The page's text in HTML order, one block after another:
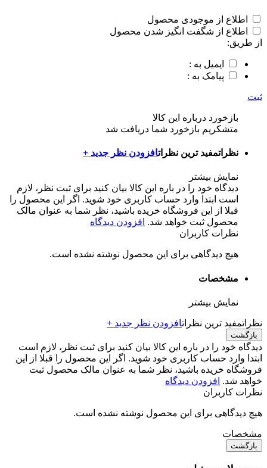
اطلاع از موجودی محصول
اطلاع از شگفت انگیز شدن محصول
از طریق:
ایمیل به :
پیامک به :
ثبت
بازخورد درباره این کالا
متشکریم بازخورد شما دریافت شد
نظراتمفید ترین نظراتافزودن نظر جدید +
نمایش بیشتر
دیدگاه خود را در باره این کالا بیان کنید برای ثبت نظر، لازم
است ابتدا وارد حساب کاربری خود شوید. اگر این محصول را
قبلا از این فروشگاه خریده باشید، نظر شما به عنوان مالک
محصول ثبت خواهد شد. افزودن دیدگاه
نظرات کاربران
هیچ دیدگاهی برای این محصول نوشته نشده است.
مشخصات
نمایش بیشتر
نظراتمفید ترین نظراتافزودن نظر جدید +
بازگشت
دیدگاه خود را در باره این کالا بیان کنید برای ثبت نظر، لازم است
ابتدا وارد حساب کاربری خود شوید. اگر این محصول را قبلا از این
فروشگاه خریده باشید، نظر شما به عنوان مالک محصول ثبت
خواهد شد. افزودن دیدگاه
نظرات کاربران
هیچ دیدگاهی برای این محصول نوشته نشده است.
مشخصات
بازگشت